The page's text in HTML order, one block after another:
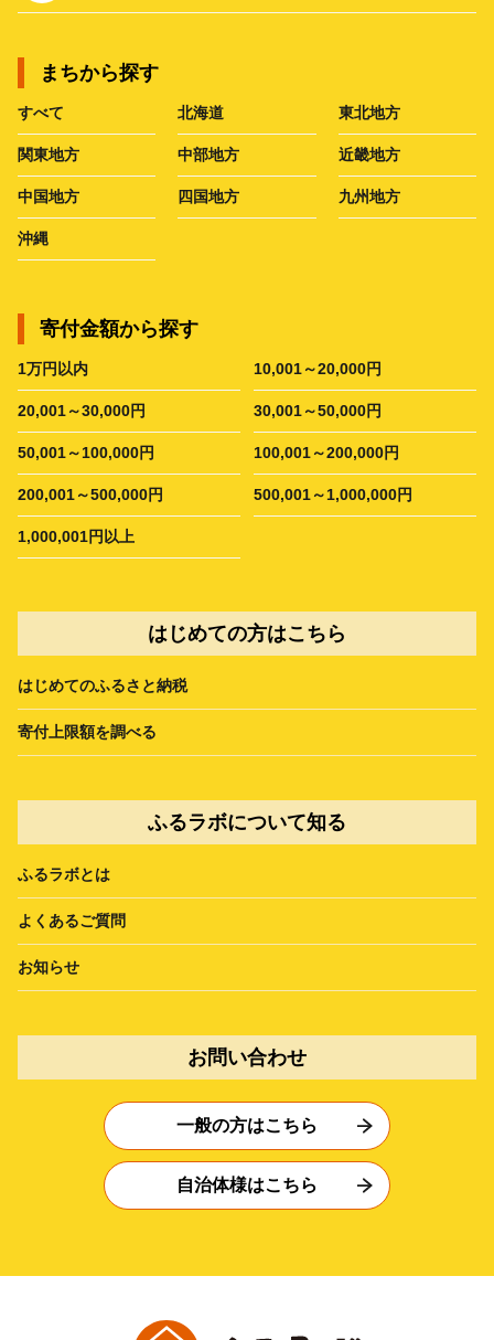
まちから探す
すべて 北海道 東北地方
関東地方 中部地方 近畿地方
中国地方 四国地方 九州地方
沖縄
寄付金額から探す
1万円以内 10,001～20,000円
20,001～30,000円 30,001～50,000円
50,001～100,000円 100,001～200,000円
200,001～500,000円 500,001～1,000,000円
1,000,001円以上
はじめての方はこちら
はじめてのふるさと納税
寄付上限額を調べる
ふるラボについて知る
ふるラボとは
よくあるご質問
お知らせ
お問い合わせ
一般の方はこちら
自治体様はこちら